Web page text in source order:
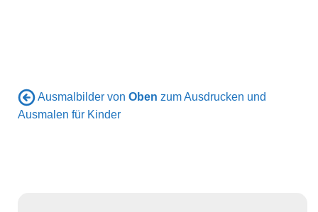
Ausmalbilder von Oben zum Ausdrucken und
Ausmalen für Kinder